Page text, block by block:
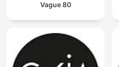
Vague 80